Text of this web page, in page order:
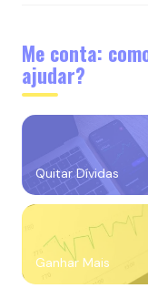
Me conta:
ajudar?
Quitar Dívidas
Ganhar Mais